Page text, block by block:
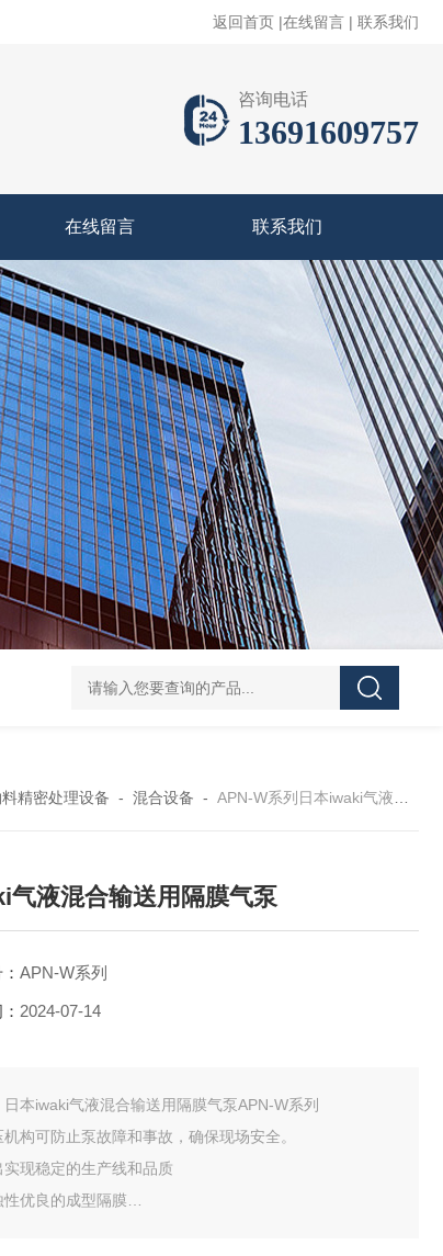
返回首页 |在线留言 | 联系我们
咨询电话
13691609757
在线留言 联系我们
HANTECH Auto Bar Coater韩国小型自动化涂布机 薄膜/金
精密处理设备 - 混合设备 - APN-W系列日本iwaki气液混合输送用隔膜气泵
气液混合输送用隔膜气泵
APN-W系列
2024-07-14
日本iwaki气液混合输送用隔膜气泵APN-W系列
构可防止泵故障和事故，确保现场安全。
实现稳定的生产线和品质
优良的成型隔膜